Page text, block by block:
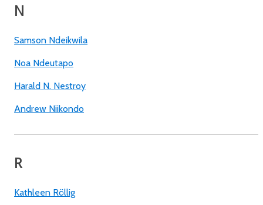
N
Samson Ndeikwila
Noa Ndeutapo
Harald N. Nestroy
Andrew Niikondo
R
Kathleen Röllig